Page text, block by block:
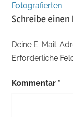
Fotografierten
Schreibe
Deine E-Mail-
Erforderliche
Kommentar *